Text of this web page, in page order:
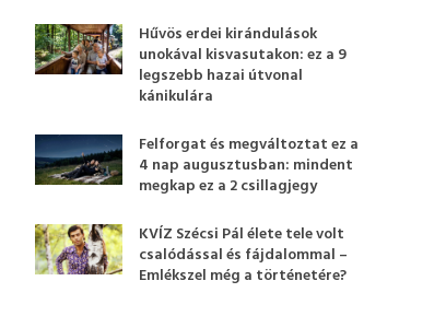
Hűvös erdei kirándulások
unokával kisvasutakon: ez a 9
legszebb hazai útvonal
kánikulára
Felforgat és megváltoztat ez a
4 nap augusztusban: mindent
megkap ez a 2 csillagjegy
KVÍZ Szécsi Pál élete tele volt
csalódással és fájdalommal –
Emlékszel még a történetére?